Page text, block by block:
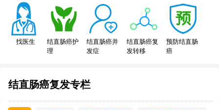
找医生
结直肠癌护
理
结直肠癌并
发症
结直肠癌复
发转移
预防结直肠
癌
结直肠癌复发专栏